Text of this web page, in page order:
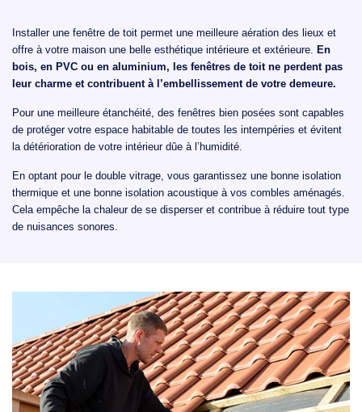
Installer une fenêtre de toit permet une meilleure aération des lieux et
offre à votre maison une belle esthétique intérieure et extérieure. En
bois, en PVC ou en aluminium, les fenêtres de toit ne perdent pas
leur charme et contribuent à l’embellissement de votre demeure.
Pour une meilleure étanchéité, des fenêtres bien posées sont capables
de protéger votre espace habitable de toutes les intempéries et évitent
la détérioration de votre intérieur dûe à l’humidité.
En optant pour le double vitrage, vous garantissez une bonne isolation
thermique et une bonne isolation acoustique à vos combles aménagés.
Cela empêche la chaleur de se disperser et contribue à réduire tout type
de nuisances sonores.